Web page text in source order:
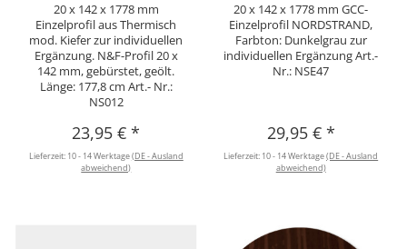
20 x 142 x 1778 mm
Einzelprofil aus Thermisch
mod. Kiefer zur individuellen
Ergänzung. N&F-Profil 20 x
142 mm, gebürstet, geölt.
Länge: 177,8 cm Art.- Nr.:
NS012
23,95 €*
Lieferzeit: 10 - 14 Werktage(DE - Ausland
abweichend)
20 x 142 x 1778 mm GCC-
Einzelprofil NORDSTRAND,
Farbton: Dunkelgrau zur
individuellen Ergänzung Art.-
Nr.: NSE47
29,95 € *
Lieferzeit: 10 - 14 Werktage(DE - Ausland
abweichend)